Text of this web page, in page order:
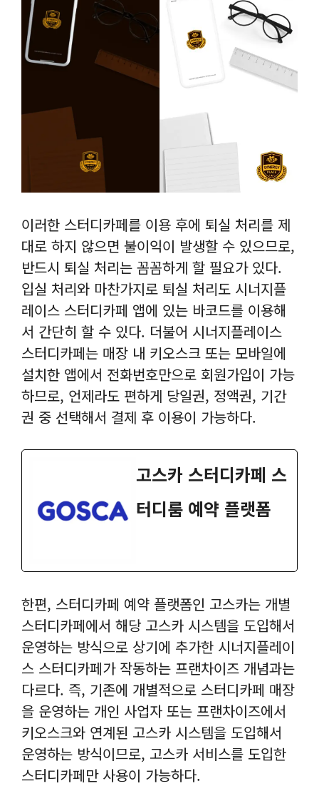
이러한 스터디카페를 이용 후에 퇴실 처리를 제
대로 하지 않으면 불이익이 발생할 수 있으므로,
반드시 퇴실 처리는 꼼꼼하게 할 필요가 있다.
입실 처리와 마찬가지로 퇴실 처리도 시너지플
레이스 스터디카페 앱에 있는 바코드를 이용해
서 간단히 할 수 있다. 더불어 시너지플레이스
스터디카페는 매장 내 키오스크 또는 모바일에
설치한 앱에서 전화번호만으로 회원가입이 가능
하므로, 언제라도 편하게 당일권, 정액권, 기간
권 중 선택해서 결제 후 이용이 가능하다.
고스카 스터디카페 스
터디룸 예약 플랫폼
한편, 스터디카페 예약 플랫폼인 고스카는 개별
스터디카페에서 해당 고스카 시스템을 도입해서
운영하는 방식으로 상기에 추가한 시너지플레이
스 스터디카페가 작동하는 프랜차이즈 개념과는
다르다. 즉, 기존에 개별적으로 스터디카페 매장
을 운영하는 개인 사업자 또는 프랜차이즈에서
키오스크와 연계된 고스카 시스템을 도입해서
운영하는 방식이므로, 고스카 서비스를 도입한
스터디카페만 사용이 가능하다.